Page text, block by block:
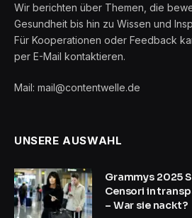
Wir berichten über Themen, die
Gesundheit bis hin zu Wissen und
Für Kooperationen oder Feedback
per E-Mail kontaktieren.
Mail: mail@contentwelle.de
UNSERE AUSWAHL
Grammys 2025
Censori in
– War sie nackt?